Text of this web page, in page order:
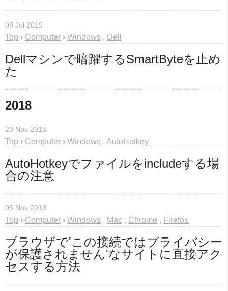
09 Jul 2019
Top › Computer › Windows , Dell
Dellマシンで暗躍するSmartByteを止め
た
2018
20 Nov 2018
Top › Computer › Windows , AutoHotkey
AutoHotkeyでファイルをincludeする場
合の注意
05 Nov 2018
Top › Computer › Windows , Mac , Chrome , Firefox
ブラウザで'この接続ではプライバシー
が保護されません'なサイトに直接アク
セスする方法